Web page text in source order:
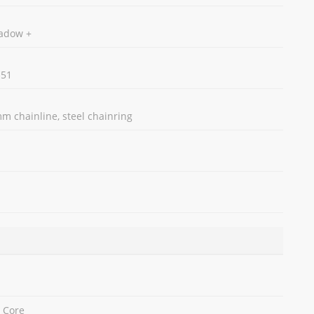
+
chainline, steel chainring